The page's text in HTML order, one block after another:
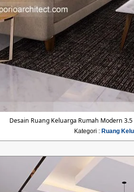
Desain Ruang Keluarga Rumah Modern 3.5
Kategori : Ruang